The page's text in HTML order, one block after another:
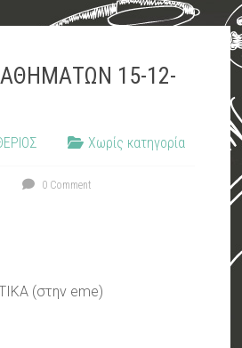
15-12-
Χωρίς κατηγορία
0 Comment
(στην eme)